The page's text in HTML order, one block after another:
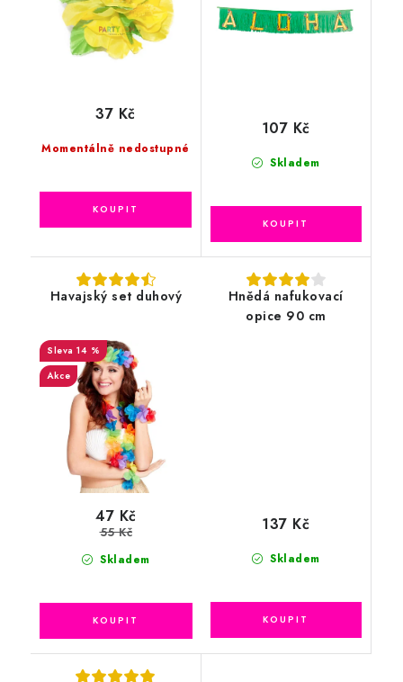
Momentálně nedostupné
37 Kč
Skladem
107 Kč
Havajský set duhový
14 %
Akce
Skladem
47 Kč
55 Kč
Hnědá nafukovací
opice 90 cm
Skladem
137 Kč